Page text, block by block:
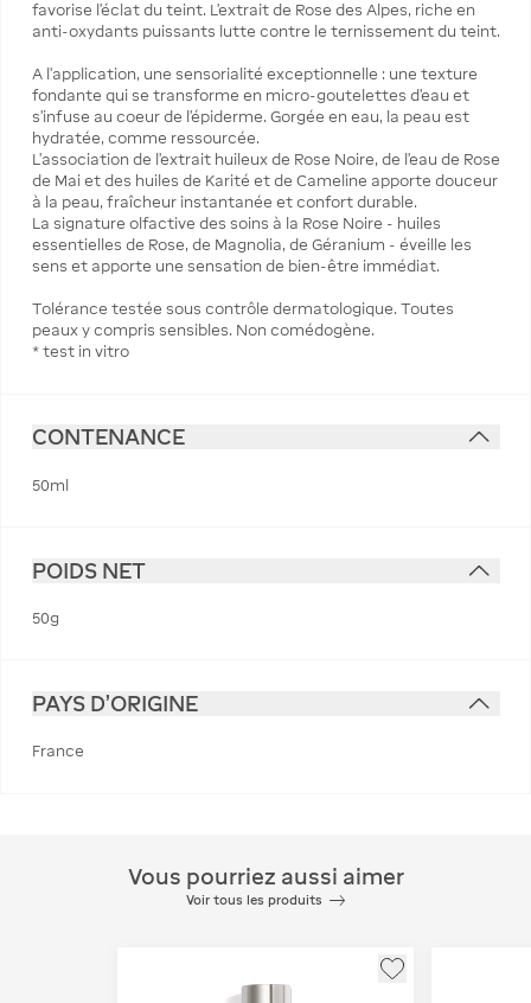
favorise l'éclat du teint. L'extrait de Rose des Alpes, riche en
anti-oxydants puissants lutte contre le ternissement du teint.
A l’application, une sensorialité exceptionnelle : une texture
fondante qui se transforme en micro-goutelettes d'eau et
s'infuse au coeur de l'épiderme. Gorgée en eau, la peau est
hydratée, comme ressourcée.
L’association de l'extrait huileux de Rose Noire, de l’eau de Rose
de Mai et des huiles de Karité et de Cameline apporte douceur
à la peau, fraîcheur instantanée et confort durable.
La signature olfactive des soins à la Rose Noire - huiles
essentielles de Rose, de Magnolia, de Géranium - éveille les
sens et apporte une sensation de bien-être immédiat.
Tolérance testée sous contrôle dermatologique. Toutes
peaux y compris sensibles. Non comédogène.
* test in vitro
CONTENANCE
50ml
POIDS NET
50g
PAYS D'ORIGINE
France
Vous pourriez aussi aimer
Voir tous les produits